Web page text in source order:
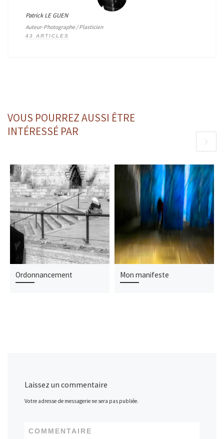
Patrick LE GUEN
Auteur-Photographe / Plasticien
43 ARTICLES
VOUS POURREZ AUSSI ÊTRE
INTÉRESSÉ PAR
Ordonnancement Mon manifeste
Laissez un commentaire
Votre adresse de messagerie ne sera pas publiée.
COMMENTAIRE